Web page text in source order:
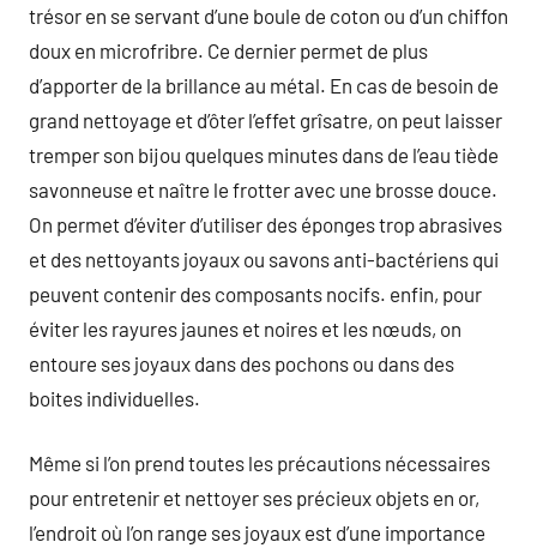
trésor en se servant d’une boule de coton ou d’un chiffon
doux en microfribre. Ce dernier permet de plus
d’apporter de la brillance au métal. En cas de besoin de
grand nettoyage et d’ôter l’effet grîsatre, on peut laisser
tremper son bijou quelques minutes dans de l’eau tiède
savonneuse et naître le frotter avec une brosse douce.
On permet d’éviter d’utiliser des éponges trop abrasives
et des nettoyants joyaux ou savons anti-bactériens qui
peuvent contenir des composants nocifs. enfin, pour
éviter les rayures jaunes et noires et les nœuds, on
entoure ses joyaux dans des pochons ou dans des
boites individuelles.
Même si l’on prend toutes les précautions nécessaires
pour entretenir et nettoyer ses précieux objets en or,
l’endroit où l’on range ses joyaux est d’une importance